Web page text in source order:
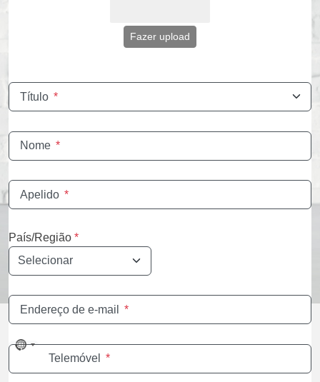
Fazer upload
Título *
Nome *
Apelido *
País/Região *
Endereço de e-mail *
No
countryTelemóvel *